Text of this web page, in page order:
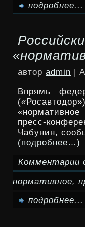
7
подробнее...
автор admin |
Впрямь
пресс-
Чабунин,
(подробнее…)
Комментарии
нормативное,
подробнее...